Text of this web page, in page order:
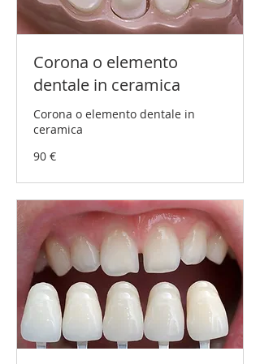
Corona o elemento
dentale in ceramica
Corona o elemento dentale in
ceramica
90
Euro
90 €